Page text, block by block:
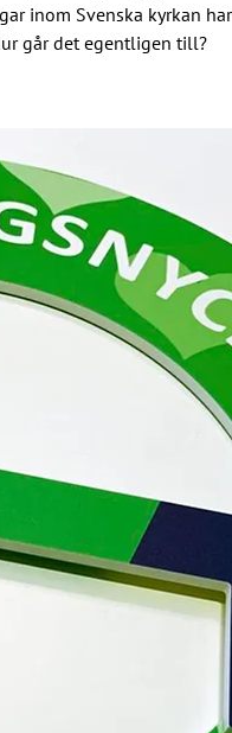
inom Svenska kyrkan
går det egentligen till?